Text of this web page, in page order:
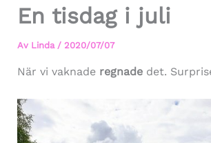
En tisdag i juli
Av Linda / 2020/07/07
När vi vaknade regnadedet.